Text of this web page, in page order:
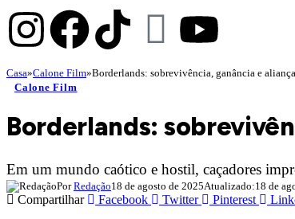
Casa»Calone Film»Borderlands: sobrevivência, ganância e
Calone Film
Borderlands:
Em um mundo caótico e hostil, caçadores
Por Redação18 de agosto de 2025Atualizado:18 de
Compartilhar Facebook Twitter Pinterest